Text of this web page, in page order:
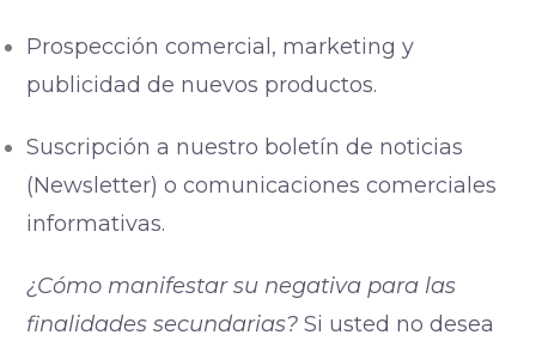
Prospección comercial, marketing y
publicidad de nuevos productos.
Suscripción a nuestro boletín de noticias
(Newsletter) o comunicaciones comerciales
informativas.
¿Cómo manifestar su negativa para las
finalidades secundarias? Si usted no desea